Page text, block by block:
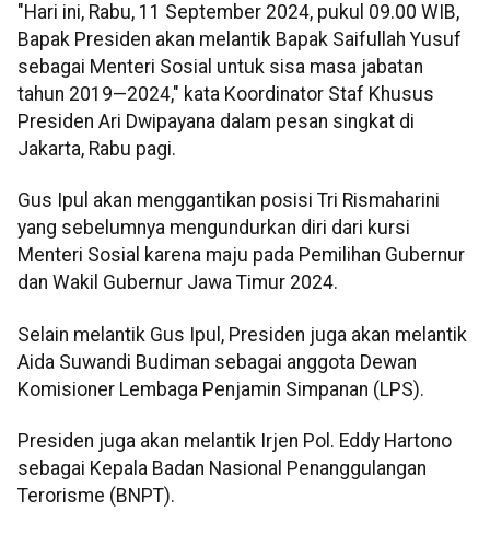
"Hari ini, Rabu, 11 September 2024, pukul 09.00 WIB,
Bapak Presiden akan melantik Bapak Saifullah Yusuf
sebagai Menteri Sosial untuk sisa masa jabatan
tahun 2019—2024," kata Koordinator Staf Khusus
Presiden Ari Dwipayana dalam pesan singkat di
Jakarta, Rabu pagi.
Gus Ipul akan menggantikan posisi Tri Rismaharini
yang sebelumnya mengundurkan diri dari kursi
Menteri Sosial karena maju pada Pemilihan Gubernur
dan Wakil Gubernur Jawa Timur 2024.
Selain melantik Gus Ipul, Presiden juga akan melantik
Aida Suwandi Budiman sebagai anggota Dewan
Komisioner Lembaga Penjamin Simpanan (LPS).
Presiden juga akan melantik Irjen Pol. Eddy Hartono
sebagai Kepala Badan Nasional Penanggulangan
Terorisme (BNPT).